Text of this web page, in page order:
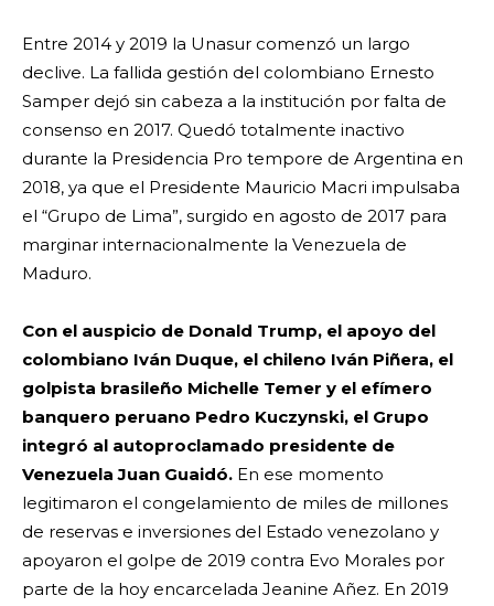
Entre 2014 y 2019 la Unasur comenzó un largo
declive. La fallida gestión del colombiano Ernesto
Samper dejó sin cabeza a la institución por falta de
consenso en 2017. Quedó totalmente inactivo
durante la Presidencia Pro tempore de Argentina en
2018, ya que el Presidente Mauricio Macri impulsaba
el “Grupo de Lima”, surgido en agosto de 2017 para
marginar internacionalmente la Venezuela de
Maduro.
Con el auspicio de Donald Trump, el apoyo del
colombiano Iván Duque, el chileno Iván Piñera, el
golpista brasileño Michelle Temer y el efímero
banquero peruano Pedro Kuczynski, el Grupo
integró al autoproclamado presidente de
Venezuela Juan Guaidó. En ese momento
legitimaron el congelamiento de miles de millones
de reservas e inversiones del Estado venezolano y
apoyaron el golpe de 2019 contra Evo Morales por
parte de la hoy encarcelada Jeanine Añez. En 2019